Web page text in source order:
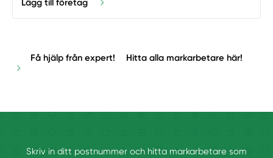
Lägg till företag
Få hjälp från expert! Hitta alla markarbetare här!
Skriv in ditt postnummer och hitta markarbetare som